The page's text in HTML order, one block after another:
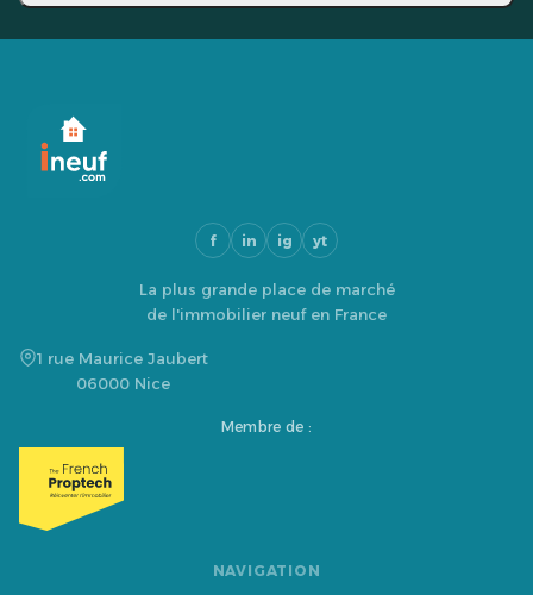
f in ig yt
La plus grande place de marché
de l'immobilier neuf en France
1 rue Maurice Jaubert
06000 Nice
Membre de :
NAVIGATION